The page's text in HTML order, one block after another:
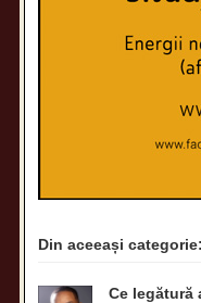
Din aceeași categorie:
Ce legătură